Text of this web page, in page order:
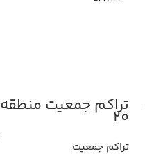
تراکم جمعیت منطقه
20
تراکم جمعیت